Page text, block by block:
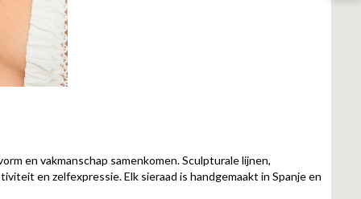
en vakmanschap samenkomen. Sculpturale lijnen,
en zelfexpressie. Elk sieraad is handgemaakt in Spanje en